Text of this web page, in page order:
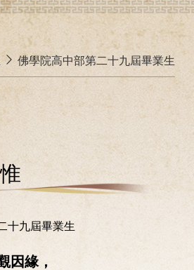
佛學院高中部第二十九屆畢業生
十九屆畢業生
因緣，